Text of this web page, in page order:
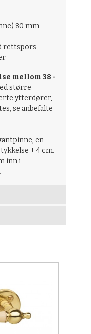
80 mm
rettspors
mellom 38 -
større
ytterdører,
se anbefalte
en
+ 4 cm.
inn i